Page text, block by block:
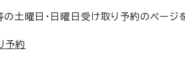
土曜日・日曜日受け取り予約のページ
予約